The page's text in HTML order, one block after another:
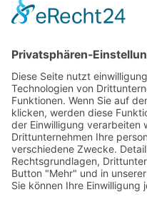
Wir wollen Ihr
der sich auf die Fahne
und preiswerteste
Wir sind ständig im
schätzen.